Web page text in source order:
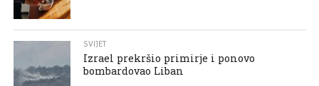
SVIJET
Izrael prekršio primirje i ponovo
bombardovao Liban